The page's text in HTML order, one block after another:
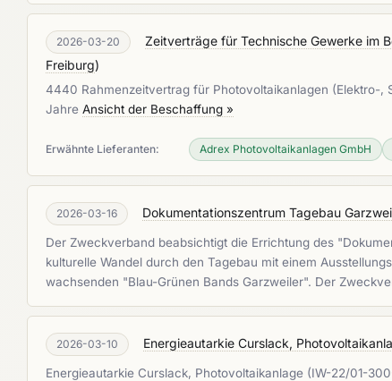
2026-03-20 Zeitverträge für Technische Gewerke im
Freiburg)
4440 Rahmenzeitvertrag für Photovoltaikanlagen (Elektro-
Jahre Ansicht der Beschaffung »
Erwähnte Lieferanten: Adrex Photovoltaikanlagen GmbH
2026-03-16 Dokumentationszentrum Tagebau
Der Zweckverband beabsichtigt die Errichtung des
kulturelle Wandel durch den Tagebau mit einem
wachsenden "Blau-Grünen Bands Garzweiler". Der
2026-03-10 Energieautarkie Curslack,
Energieautarkie Curslack, Photovoltaikanlage (IW-22/01-